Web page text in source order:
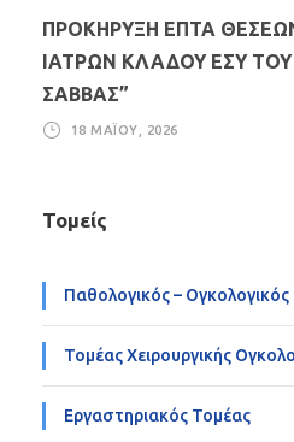
ΠΡΟΚΗΡΥΞΗ ΕΠΤΑ
ΙΑΤΡΩΝ ΚΛΑΔΟΥ ΕΣΥ
ΣΑΒΒΑΣ”
18 ΜΑΪ́ΟΥ, 2026
Τομείς
Παθολογικός –
Τομέας Χειρουργικής
Εργαστηριακός Τομέας